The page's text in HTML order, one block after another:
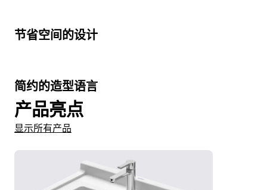
6
节省空间的设计
5
简约的造型语言
产品亮点
显示所有产品